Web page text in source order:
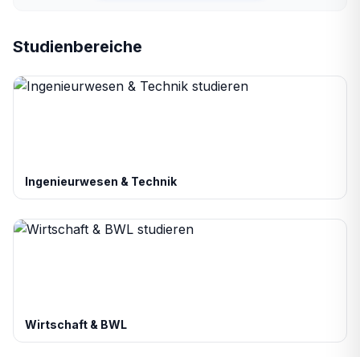
Studienbereiche
Ingenieurwesen & Technik
Wirtschaft & BWL